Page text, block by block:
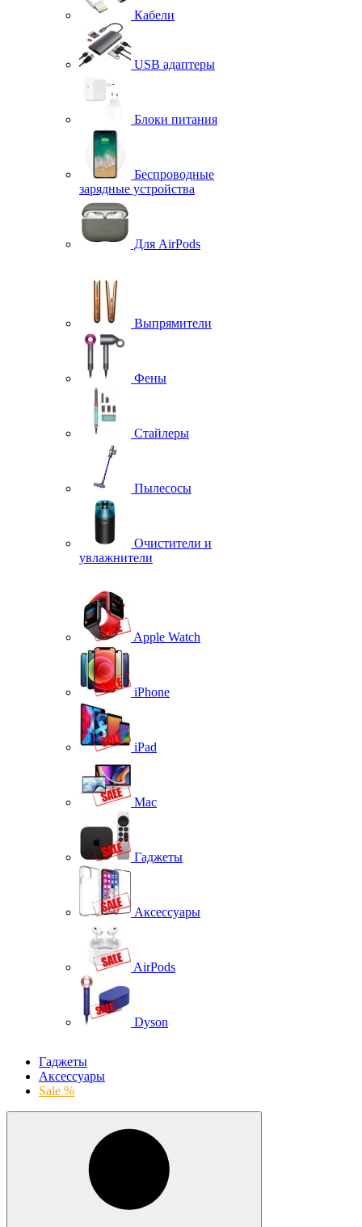
Кабели
USB адаптеры
Блоки питания
Беспроводные
зарядные устройства
Для AirPods
Выпрямители
Фены
Стайлеры
Пылесосы
Очистители и
увлажнители
Apple Watch
iPhone
iPad
Mac
Гаджеты
Аксессуары
AirPods
Dyson
Гаджеты
Аксессуары
Sale %